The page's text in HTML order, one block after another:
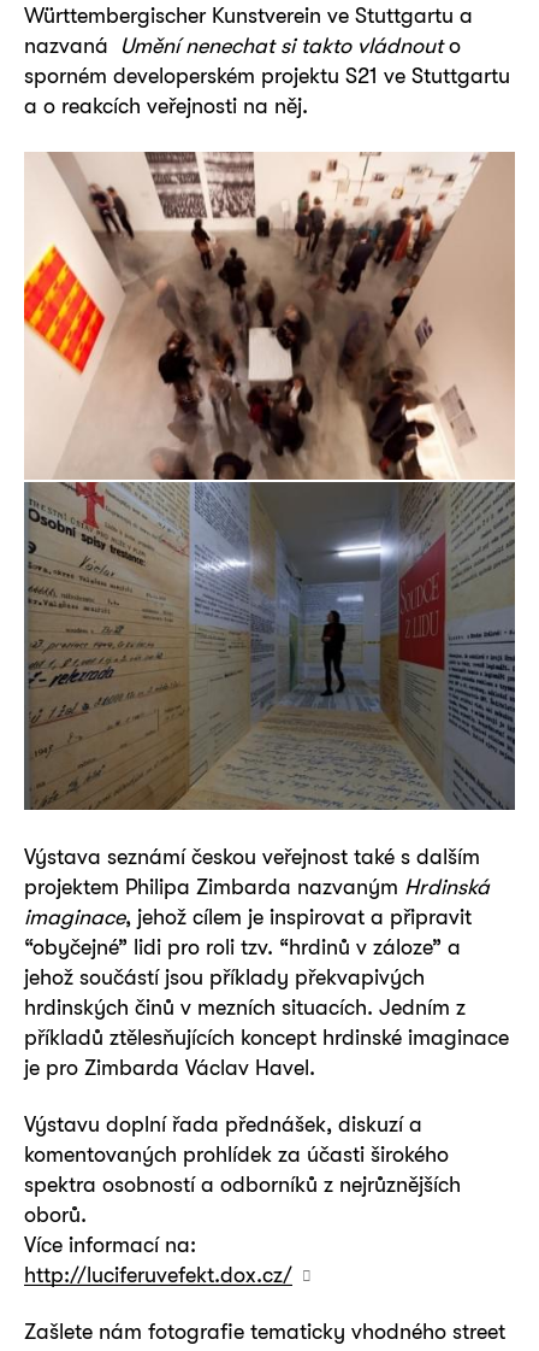
Württembergischer Kunstverein ve Stuttgartu a
nazvaná Umění nenechat si takto vládnouto
sporném developerském projektu S21 ve Stuttgartu
a o reakcích veřejnosti na něj.
Výstava seznámí českou veřejnost také s dalším
projektem Philipa Zimbarda nazvaným Hrdinská
imaginace, jehož cílem je inspirovat a připravit
“obyčejné” lidi pro roli tzv. “hrdinů v záloze” a
jehož součástí jsou příklady překvapivých
hrdinských činů v mezních situacích. Jedním z
příkladů ztělesňujících koncept hrdinské imaginace
je pro Zimbarda Václav Havel.
Výstavu doplní řada přednášek, diskuzí a
komentovaných prohlídek za účasti širokého
spektra osobností a odborníků z nejrůznějších
oborů.
Více informací na:
http://luciferuvefekt.dox.cz/
Zašlete nám fotografie tematicky vhodného street